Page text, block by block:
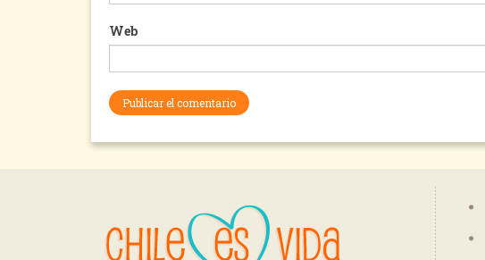
Web